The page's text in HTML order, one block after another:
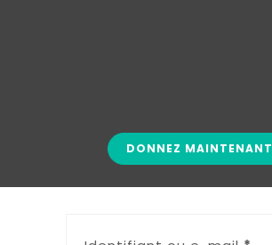
DONNEZ MAINTENANT